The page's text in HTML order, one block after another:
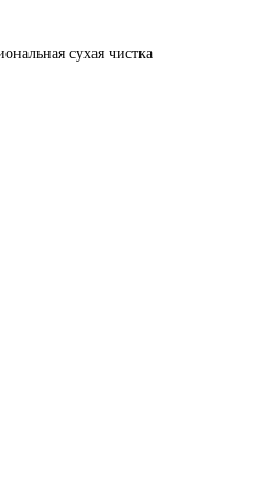
сухая чистка